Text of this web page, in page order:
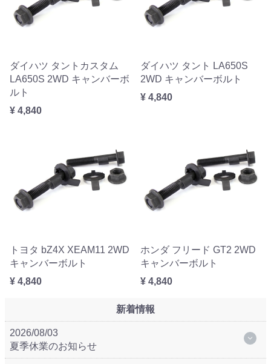
ダイハツ タントカスタム
LA650S 2WD キャンバーボ
ルト
¥ 4,840
ダイハツ タント LA650S
2WD キャンバーボルト
¥ 4,840
トヨタ bZ4X XEAM11 2WD
キャンバーボルト
¥ 4,840
ホンダ フリード GT2 2WD
キャンバーボルト
¥ 4,840
新着情報
2026/08/03
夏季休業のお知らせ